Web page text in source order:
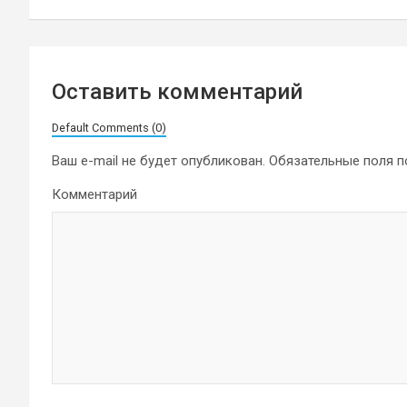
записям
Оставить комментарий
Default Comments (0)
Ваш e-mail не будет опубликован. Обязательные поля
Комментарий